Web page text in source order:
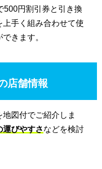
500円割引券と引き換
上手く組み合わせて使
きます。
店舗情報
図付でご紹介しま
運びやすさなどを検討